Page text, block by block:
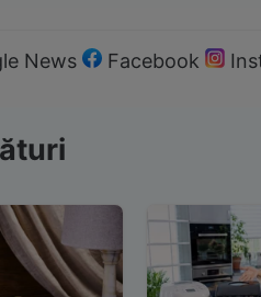
News Facebook